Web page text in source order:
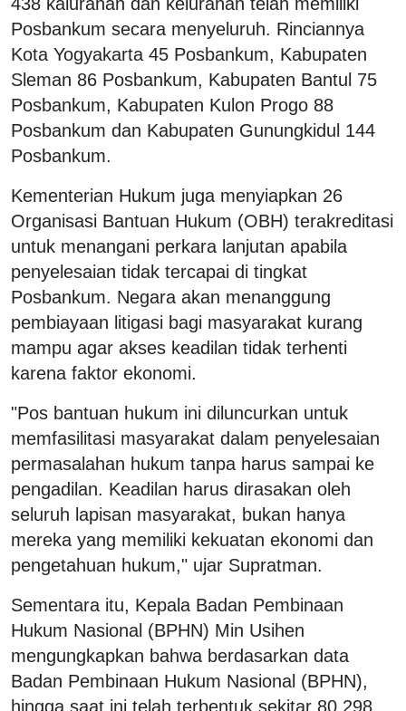
Posbankum secara menyeluruh. Rinciannya
Kota Yogyakarta 45 Posbankum, Kabupaten
Sleman 86 Posbankum, Kabupaten Bantul 75
Posbankum, Kabupaten Kulon Progo 88
Posbankum dan Kabupaten Gunungkidul 144
Posbankum.
Kementerian Hukum juga menyiapkan 26
Organisasi Bantuan Hukum (OBH) terakreditasi
untuk menangani perkara lanjutan apabila
penyelesaian tidak tercapai di tingkat
Posbankum. Negara akan menanggung
pembiayaan litigasi bagi masyarakat kurang
mampu agar akses keadilan tidak terhenti
karena faktor ekonomi.
"Pos bantuan hukum ini diluncurkan untuk
memfasilitasi masyarakat dalam penyelesaian
permasalahan hukum tanpa harus sampai ke
pengadilan. Keadilan harus dirasakan oleh
seluruh lapisan masyarakat, bukan hanya
mereka yang memiliki kekuatan ekonomi dan
pengetahuan hukum," ujar Supratman.
Sementara itu, Kepala Badan Pembinaan
Hukum Nasional (BPHN) Min Usihen
mengungkapkan bahwa berdasarkan data
Badan Pembinaan Hukum Nasional (BPHN),
hingga saat ini telah terbentuk sekitar 80.298